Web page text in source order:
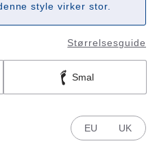
style virker stor.
Størrelsesguide
Smal
EU UK